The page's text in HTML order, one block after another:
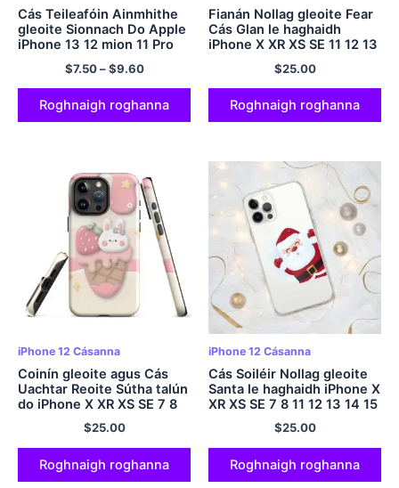
Cás Teileafóin Ainmhithe
gleoite Sionnach Do Apple
iPhone 13 12 mion 11 Pro
XS Max XR X 8 7 6S 6
Tuilleadh 5S 5 SE 2020
Clúdach Bog Dubh
$7.50–$9.60
Roghnaigh roghanna
Fianán Nollag gleoite Fear
Cás Glan le haghaidh
iPhone X XR XS SE 11 12 13
14 15 Pro Mini Plus Pro Max
$25.00
Roghnaigh roghanna
iPhone 12 Cásanna
Coinín gleoite agus Cás
Uachtar Reoite Sútha talún
do iPhone X XR XS SE 7 8
11 12 13 14 15 Pro Mini Plus
$25.00
Roghnaigh roghanna
iPhone 12 Cásanna
Cás Soiléir Nollag gleoite
Santa le haghaidh iPhone X
XR XS SE 7 8 11 12 13 14 15
Pro Mini Plus Pro Max
$25.00
Roghnaigh roghanna